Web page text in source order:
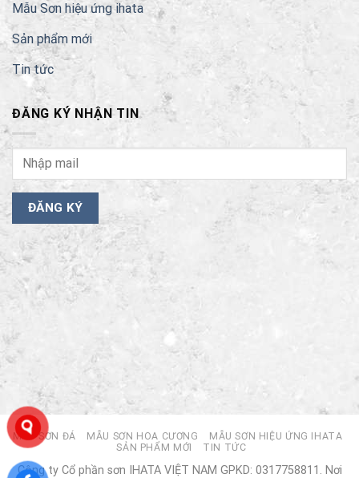
Mẫu Sơn hiệu ứng ihata
Sản phẩm mới
Tin tức
ĐĂNG KÝ NHẬN TIN
MẪU SƠN ĐÁ MẪU SƠN HOA CƯƠNG
MẪU SƠN HIỆU ỨNG IHATA
SẢN PHẨM MỚI
TIN TỨC
Công ty Cổ phần sơn IHATA VIỆT NAM GPKD: 0317758811. Nơi